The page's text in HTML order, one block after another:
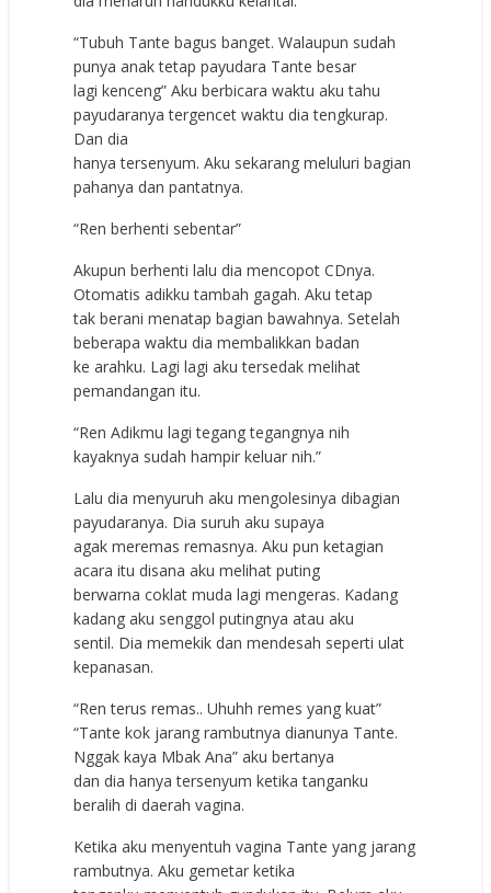
“Tubuh Tante bagus banget. Walaupun sudah
punya anak tetap payudara Tante besar
lagi kenceng” Aku berbicara waktu aku tahu
payudaranya tergencet waktu dia tengkurap.
Dan dia
hanya tersenyum. Aku sekarang meluluri bagian
pahanya dan pantatnya.
“Ren berhenti sebentar”
Akupun berhenti lalu dia mencopot CDnya.
Otomatis adikku tambah gagah. Aku tetap
tak berani menatap bagian bawahnya. Setelah
beberapa waktu dia membalikkan badan
ke arahku. Lagi lagi aku tersedak melihat
pemandangan itu.
“Ren Adikmu lagi tegang tegangnya nih
kayaknya sudah hampir keluar nih.”
Lalu dia menyuruh aku mengolesinya dibagian
payudaranya. Dia suruh aku supaya
agak meremas remasnya. Aku pun ketagian
acara itu disana aku melihat puting
berwarna coklat muda lagi mengeras. Kadang
kadang aku senggol putingnya atau aku
sentil. Dia memekik dan mendesah seperti ulat
kepanasan.
“Ren terus remas.. Uhuhh remes yang kuat”
“Tante kok jarang rambutnya dianunya Tante.
Nggak kaya Mbak Ana” aku bertanya
dan dia hanya tersenyum ketika tanganku
beralih di daerah vagina.
Ketika aku menyentuh vagina Tante yang jarang
rambutnya. Aku gemetar ketika